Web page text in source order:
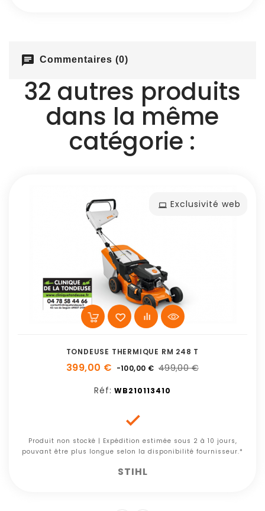
chat Commentaires (0)
32 autres produits
dans la même
catégorie :
Exclusivité web
TONDEUSE THERMIQUE RM 248 T
399,00 € -100,00 € 499,00 €
Réf: WB210113410

Produit non stocké | Expédition estimée sous 2 à 10 jours,
pouvant être plus longue selon la disponibilité fournisseur.*
STIHL